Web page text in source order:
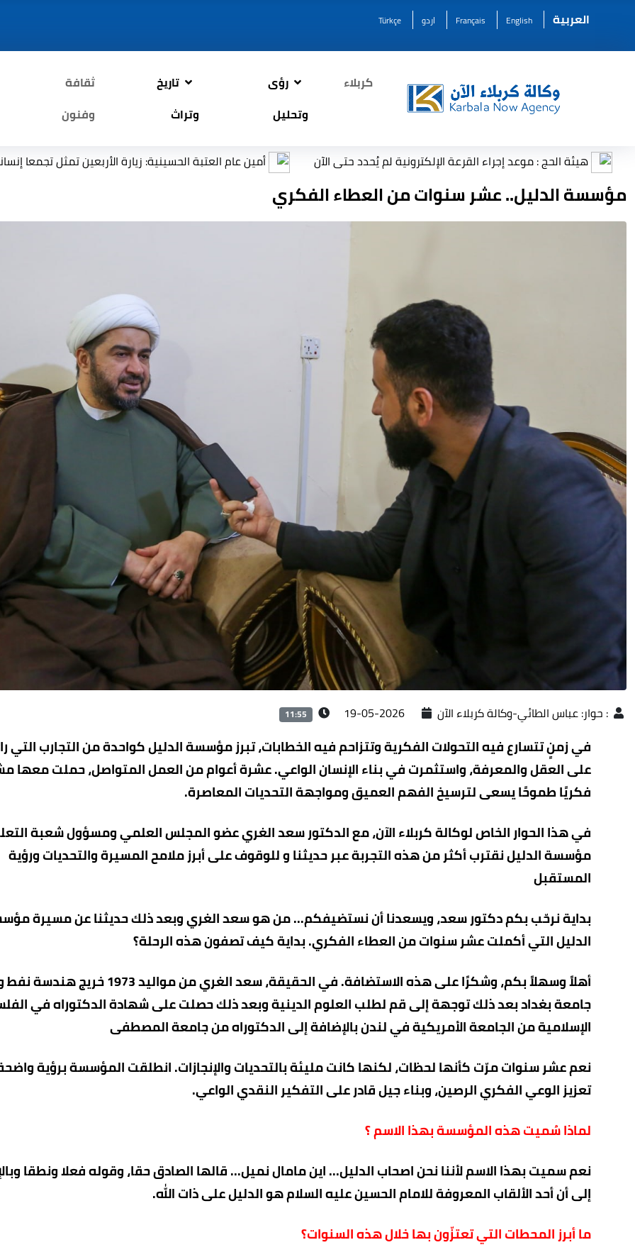
العربية English
Français اردو Türkçe
كربلاء
رؤى
وتحليل
تاريخ
وتراث
ثقافة
وفنون
موعد إجراء القرعة الإلكترونية لم يُحدد حتى الآن أمين عام العتبة الحسينية: زيارة الأربعين تمثل تجمعا إنسانيا عالميا يجسد
مؤسسة الدليل.. عشر سنوات من العطاء الفكري
: حوار: عباس الطائي-وكالة كربلاء الآن 2026-05-19
11:55
في زمنٍ تتسارع فيه التحولات الفكرية وتتزاحم فيه الخطابات، تبرز مؤسسة الدليل كواحدة من التجارب التي
على العقل والمعرفة، واستثمرت في بناء الإنسان الواعي. عشرة أعوام من العمل المتواصل، حملت معها
فكريًا طموحًا يسعى لترسيخ الفهم العميق ومواجهة التحديات المعاصرة.
في هذا الحوار الخاص لوكالة كربلاء الآن، مع الدكتور سعد الغري عضو المجلس العلمي ومسؤول شعبة
مؤسسة الدليل نقترب أكثر من هذه التجربة عبر حديثنا و للوقوف على أبرز ملامح المسيرة والتحديات ورؤية
المستقبل
بداية نرحّب بكم دكتور سعد، ويسعدنا أن نستضيفكم... من هو سعد الغري وبعد ذلك حديثنا عن مسيرة
الدليل التي أكملت عشر سنوات من العطاء الفكري. بداية كيف تصفون هذه الرحلة؟
أهلاً وسهلاً بكم، وشكرًا على هذه الاستضافة. في الحقيقة، سعد الغري من
جامعة بغداد بعد ذلك توجهة إلى قم لطلب العلوم الدينية وبعد ذلك حصلت على شهادة الدكتوراه في
الإسلامية من الجامعة الأمريكية في لندن بالإضافة إلى الدكتوراه من جامعة المصطفى
نعم عشر سنوات مرّت كأنها لحظات، لكنها كانت مليئة بالتحديات والإنجازات. انطلقت المؤسسة برؤية
تعزيز الوعي الفكري الرصين، وبناء جيل قادر على التفكير النقدي الواعي.
لماذا سُميت هذه المؤسسة بهذا الاسم ؟
نعم سميت بهذا الاسم لأننا نحن اصحاب الدليل... اين مامال نميل... قالها الصادق حقا، وقوله فعلا ونطقا
إلى أن أحد الألقاب المعروفة للامام الحسين عليه السلام هو الدليل على ذات الله.
ما أبرز المحطات التي تعتزّون بها خلال هذه السنوات؟